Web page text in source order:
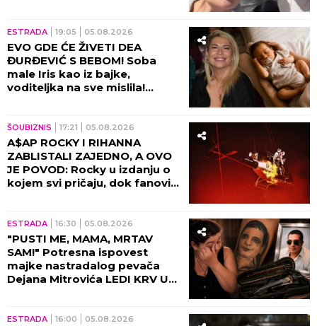
ESTRADA 19:05 05.08.2026
EVO GDE ĆE ŽIVETI DEA
ĐURĐEVIĆ S BEBOM! Soba
male Iris kao iz bajke,
voditeljka na sve mislila!
ŠOUBIZNIS 17:21 05.08.2026
A$AP ROCKY I RIHANNA
ZABLISTALI ZAJEDNO, A OVO
JE POVOD: Rocky u izdanju o
kojem svi pričaju, dok fanovi
Beogradskoj Areni!
ESTRADA 16:30 05.08.2026
"PUSTI ME, MAMA, MRTAV
SAM!" Potresna ispovest
majke nastradalog pevača
Dejana Mitrovića LEDI KRV U
ESTRADA 16:00 05.08.2026